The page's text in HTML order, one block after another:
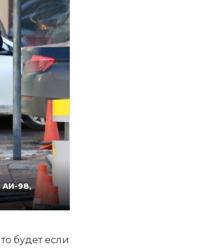
АИ-98,
будет если